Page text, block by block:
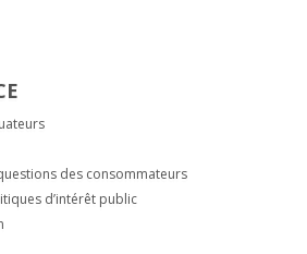
des consommateurs
d’intérêt public